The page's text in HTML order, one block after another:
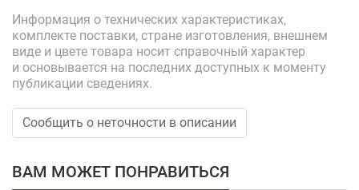
Информация о технических характеристиках,
комплекте поставки, стране изготовления, внешнем
виде и цвете товара носит справочный характер
и основывается на последних доступных к моменту
публикации сведениях.
Сообщить о неточности в описании
ВАМ МОЖЕТ ПОНРАВИТЬСЯ